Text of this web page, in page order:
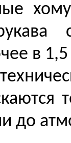
в 1,5
до